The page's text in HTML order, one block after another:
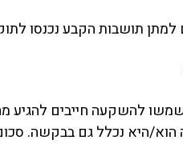
תושבות הקבע נכנסו לתוקף ב-2
להשקעה חייבים להגיע
הוא/היא נכלל גם בבקשה.